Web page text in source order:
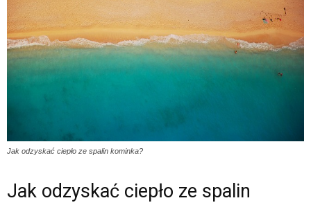
Jak odzyskać ciepło ze spalin kominka?
Jak odzyskać ciepło ze spalin